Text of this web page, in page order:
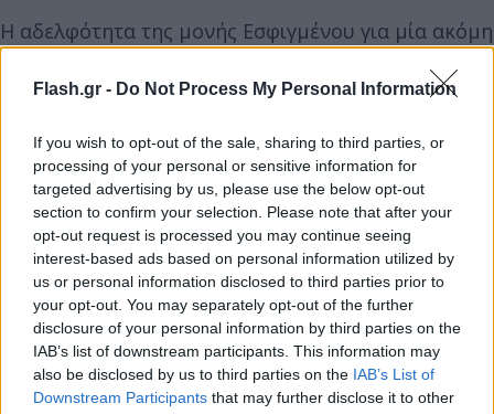
Flash.gr - Do Not Process My Personal Information
If you wish to opt-out of the sale, sharing to third parties, or
processing of your personal or sensitive information for
targeted advertising by us, please use the below opt-out
section to confirm your selection. Please note that after your
opt-out request is processed you may continue seeing
interest-based ads based on personal information utilized by
us or personal information disclosed to third parties prior to
your opt-out. You may separately opt-out of the further
disclosure of your personal information by third parties on the
IAB’s list of downstream participants. This information may
also be disclosed by us to third parties on the IAB’s List of
Downstream Participants that may further disclose it to other
Η αδελφότητα της μονής Εσφιγμένου για μία ακόμη
Κυβέρνησης χάρη στην οποία διαιωνίζεται η
Αντιπροσωπείο στις Καρυές, με αποτέλεσμα να
κινδυνεύει και αυτή ακόμα η σωματική
ακεραιότητα των μελών της.